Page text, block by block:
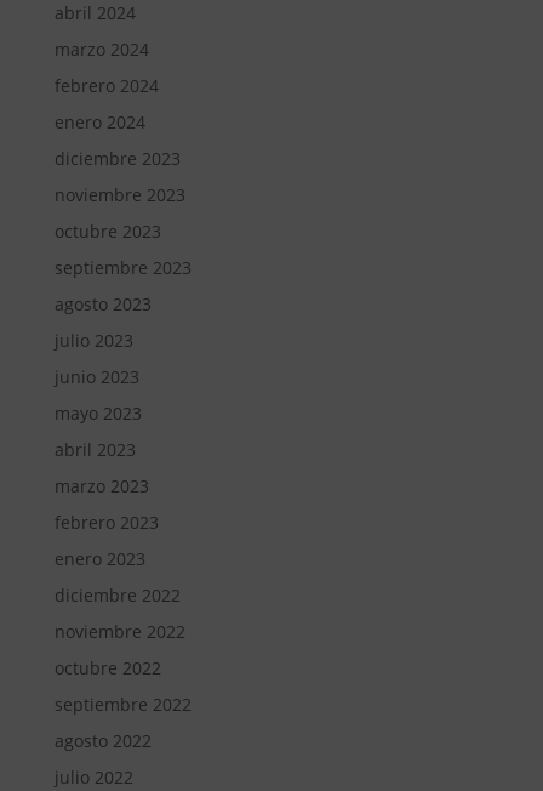
abril 2024
marzo 2024
febrero 2024
enero 2024
diciembre 2023
noviembre 2023
octubre 2023
septiembre 2023
agosto 2023
julio 2023
junio 2023
mayo 2023
abril 2023
marzo 2023
febrero 2023
enero 2023
diciembre 2022
noviembre 2022
octubre 2022
septiembre 2022
agosto 2022
julio 2022